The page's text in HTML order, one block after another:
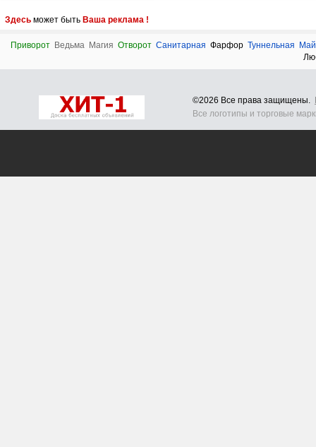
Здесь может быть Ваша реклама !
Приворот Ведьма Магия Отворот Санитарная Фарфор Туннельная
©2026 Все права защищены.
Все логотипы и торговые